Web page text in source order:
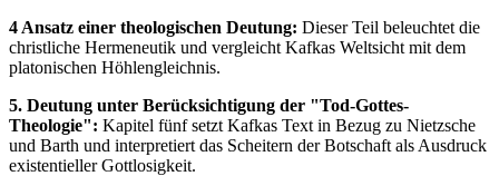
4 Ansatz einer theologischen Deutung: Dieser Teil beleuchtet die
christliche Hermeneutik und vergleicht Kafkas Weltsicht mit dem
platonischen Höhlengleichnis.
5. Deutung unter Berücksichtigung der "Tod-Gottes-
Theologie": Kapitel fünf setzt Kafkas Text in Bezug zu Nietzsche
und Barth und interpretiert das Scheitern der Botschaft als Ausdruck
existentieller Gottlosigkeit.